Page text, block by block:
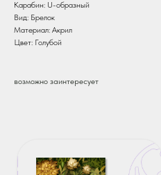
Карабин: U-образный
Вид: Брелок
Материал: Акрил
Цвет: Голубой
возможно заинтересует